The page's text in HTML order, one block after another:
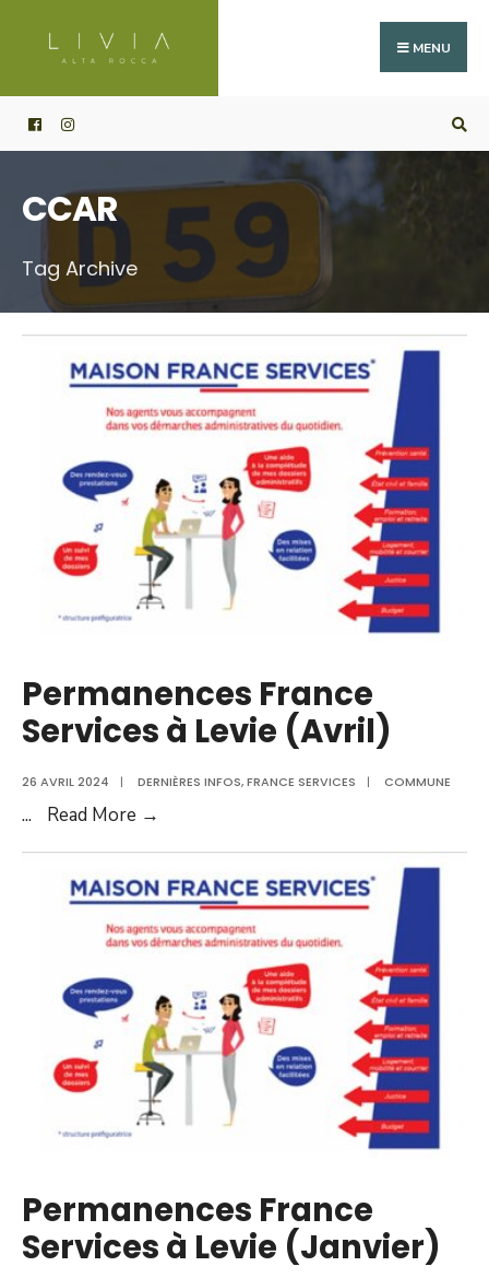
MENU
CCAR
Tag Archive
Permanences France
Services à Levie (Avril)
26 AVRIL 2024 | DERNIÈRES INFOS,FRANCE SERVICES | COMMUNE
... Read More →
à
Levie
Permanences France
Services à Levie (Janvier)
for: